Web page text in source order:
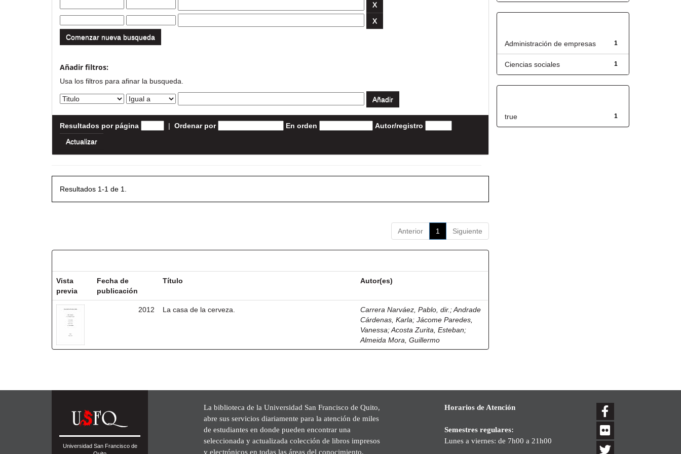
Comenzar nueva busqueda
Añadir filtros:
Usa los filtros para afinar la busqueda.
Resultados por página | Ordenar por En orden Autor/registro
Resultados 1-1 de 1.
Anterior 1 Siguiente
Vista
previa
Fecha de
publicación
Título Autor(es)
2012 La casa de la cerveza. Carrera Narváez, Pablo, dir. ;Andrade
Cárdenas, Karla;Jácome Paredes,
Vanessa;Acosta Zurita, Esteban;
Almeida Mora, Guillermo
1
Administración de empresas
1
Ciencias sociales
1
true
Universidad San Francisco de
La biblioteca de la Universidad San Francisco de Quito,
abre sus servicios diariamente para la atención de miles
de estudiantes en donde pueden encontrar una
seleccionada y actualizada colección de libros impresos
y electrónicos en todas las áreas del conocimiento,
Horarios de Atención
Semestres regulares:
Lunes a viernes: de 7h00 a 21h00